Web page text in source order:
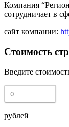
Компания
сотрудничает в
сайт компании:
Стоимость
Введите
рублей